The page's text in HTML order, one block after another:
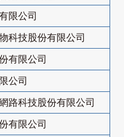
限公司
科技股份有限公司
有限公司
公司
路科技股份有限公司
有限公司